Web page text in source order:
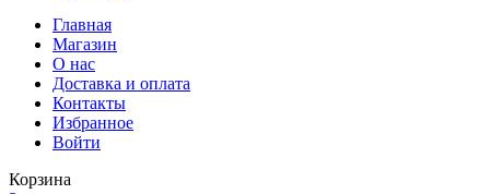
Главная
Магазин
О нас
Доставка и оплата
Контакты
Избранное
Войти
Корзина